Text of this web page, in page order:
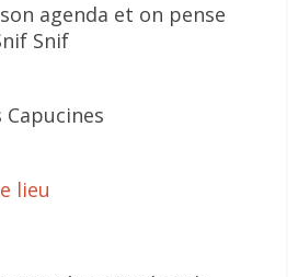
agenda et on pense
Snif
lieu